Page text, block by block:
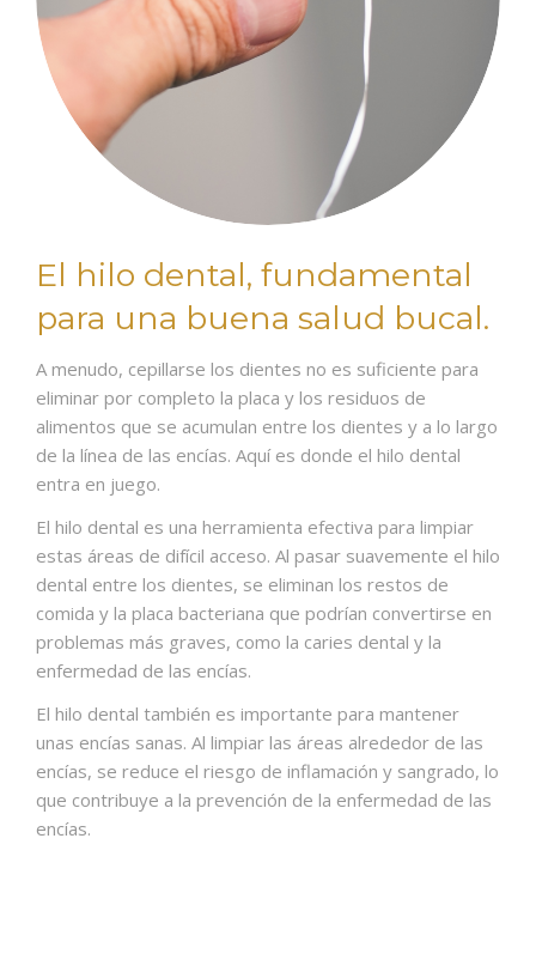
El hilo dental, fundamental
para una buena salud bucal.
A menudo, cepillarse los dientes no es suficiente para
eliminar por completo la placa y los residuos de
alimentos que se acumulan entre los dientes y a lo largo
de la línea de las encías. Aquí es donde el hilo dental
entra en juego.
El hilo dental es una herramienta efectiva para limpiar
estas áreas de difícil acceso. Al pasar suavemente el hilo
dental entre los dientes, se eliminan los restos de
comida y la placa bacteriana que podrían convertirse en
problemas más graves, como la caries dental y la
enfermedad de las encías.
El hilo dental también es importante para mantener
unas encías sanas. Al limpiar las áreas alrededor de las
encías, se reduce el riesgo de inflamación y sangrado, lo
que contribuye a la prevención de la enfermedad de las
encías.